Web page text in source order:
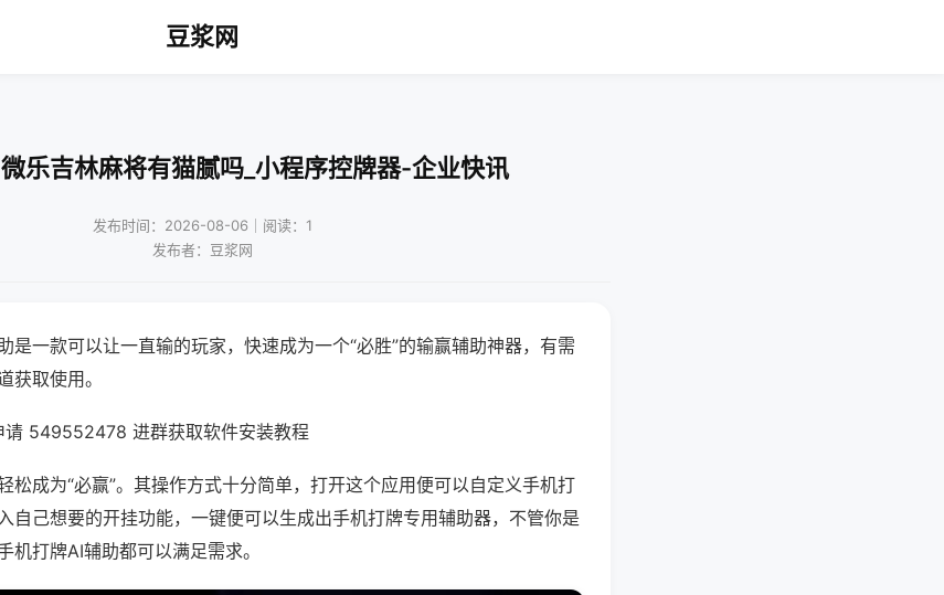
豆浆网
乐吉林麻将有猫腻吗_小程序控牌器-企业快讯
发布时间：2026-08-06｜阅读：1
发布者：豆浆网
是一款可以让一直输的玩家，快速成为一个“必胜”的输赢辅助神器，有需
获取使用。
请 549552478 进群获取软件安装教程
松成为“必赢”。其操作方式十分简单，打开这个应用便可以自定义手机打
自己想要的开挂功能，一键便可以生成出手机打牌专用辅助器，不管你是
机打牌AI辅助都可以满足需求。